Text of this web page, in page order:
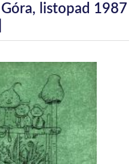
listopad 1987